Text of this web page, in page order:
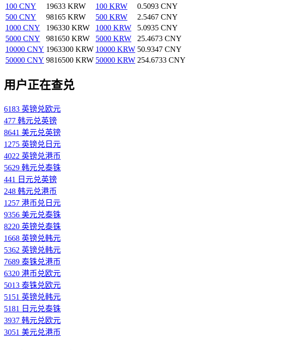
100 CNY
19633 KRW 100 KRW
0.5093 CNY
500 CNY
98165 KRW 500 KRW
2.5467 CNY
1000 CNY
196330 KRW 1000 KRW
5.0935 CNY
5000 CNY
981650 KRW 5000 KRW
25.4673 CNY
10000 CNY 1963300 KRW 10000 KRW 50.9347 CNY
50000 CNY 9816500 KRW 50000 KRW 254.6733 CNY
用户正在查兑
6183 英镑兑欧元
477 韩元兑英镑
8641 美元兑英镑
1275 英镑兑日元
4022 英镑兑港币
5629 韩元兑泰铢
441 日元兑英镑
248 韩元兑港币
1257 港币兑日元
9356 美元兑泰铢
8220 英镑兑泰铢
1668 英镑兑韩元
5362 英镑兑韩元
7689 泰铢兑港币
6320 港币兑欧元
5013 泰铢兑欧元
5151 英镑兑韩元
5181 日元兑泰铢
3937 韩元兑欧元
3051 美元兑港币